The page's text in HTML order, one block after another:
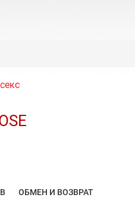
ОБМЕН И ВОЗВРАТ